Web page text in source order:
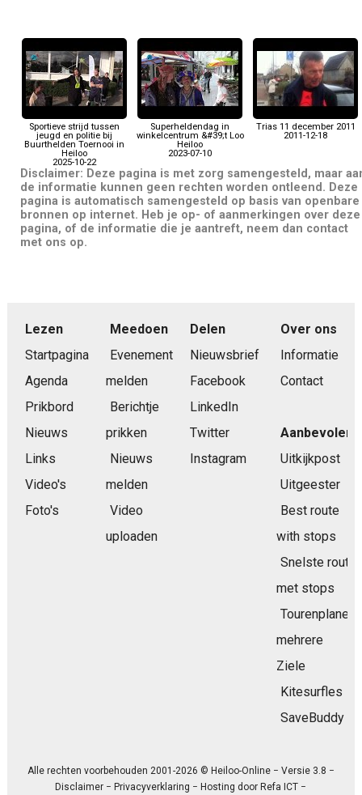
Sportieve strijd tussen
jeugd en politie bij
Buurthelden Toernooi in
Heiloo
2025-10-22
Superheldendag in
winkelcentrum &#39;t Loo
Heiloo
2023-07-10
Trias 11 december 2011
2011-12-18
Disclaimer: Deze pagina is met zorg samengesteld, maar
de informatie kunnen geen rechten worden ontleend. Deze
pagina is automatisch samengesteld op basis van openbare
bronnen op internet. Heb je op- of aanmerkingen over deze
pagina, of de informatie die je aantreft, neem dan contact
met ons op.
Lezen
Startpagina
Agenda
Prikbord
Nieuws
Links
Video's
Foto's
Meedoen
Evenement
melden
Berichtje
prikken
Nieuws
melden
Video
uploaden
Delen
Nieuwsbrief
Facebook
LinkedIn
Twitter
Instagram
Over ons
Informatie
Contact
Aanbevolen
Uitkijkpost
Uitgeester
Best route
with stops
Snelste route
met stops
Tourenplaner
mehrere
Ziele
Kitesurfles
SaveBuddy
Alle rechten voorbehouden 2001-2026 © Heiloo-Online − Versie 3.8 −
Disclaimer − Privacyverklaring − Hosting door Refa ICT −